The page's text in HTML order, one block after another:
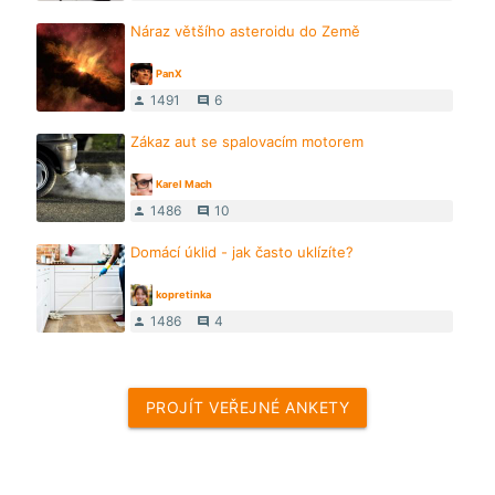
Náraz většího asteroidu do Země
PanX
person 1491 comment 6
Zákaz aut se spalovacím motorem
Karel Mach
person 1486 comment 10
Domácí úklid - jak často uklízíte?
kopretinka
person 1486 comment 4
PROJÍT VEŘEJNÉ ANKETY